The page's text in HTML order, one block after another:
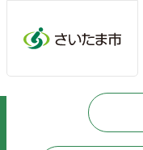
市政情報
附属機関及び協議会等